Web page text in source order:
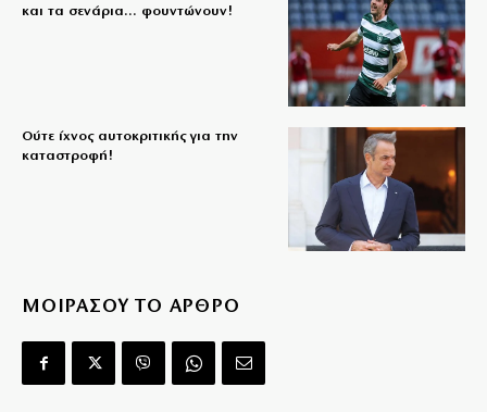
και τα σενάρια… φουντώνουν!
Ούτε ίχνος αυτοκριτικής για την
καταστροφή!
ΜΟΙΡΑΣΟΥ ΤΟ ΑΡΘΡΟ